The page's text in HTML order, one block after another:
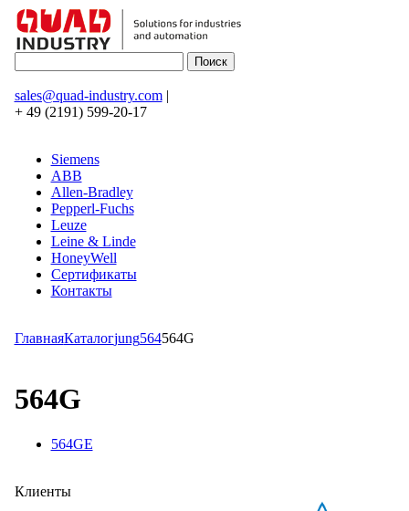
sales@quad-industry.com|
+ 49 (2191) 599-20-17
Siemens
ABB
Allen-Bradley
Pepperl-Fuchs
Leuze
Leine & Linde
HoneyWell
Сертификаты
Контакты
ГлавнаяКаталогjung564564G
564G
564GE
Клиенты